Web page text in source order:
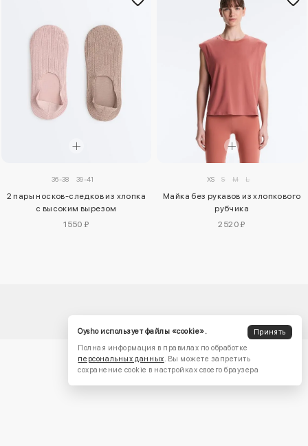
36-38 39-41
2 пары носков-следков из хлопка
с высоким вырезом
1550 ₽
XS S M L
Майка без рукавов из хлопкового
рубчика
2520 ₽
Oysho использует файлы «cookie».
Принять
Полная информация в правилах по обработке
персональных данных. Вы можете запретить
сохранение cookie в настройках своего браузера